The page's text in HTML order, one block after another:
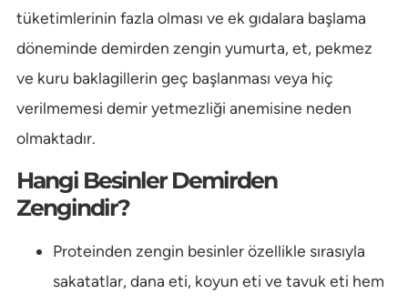
tüketimlerinin fazla olması ve ek gıdalara başlama
döneminde demirden zengin yumurta, et, pekmez
ve kuru baklagillerin geç başlanması veya hiç
verilmemesi demir yetmezliği anemisine neden
olmaktadır.
Hangi Besinler Demirden
Zengindir?
Proteinden zengin besinler özellikle sırasıyla
sakatatlar, dana eti, koyun eti ve tavuk eti hem